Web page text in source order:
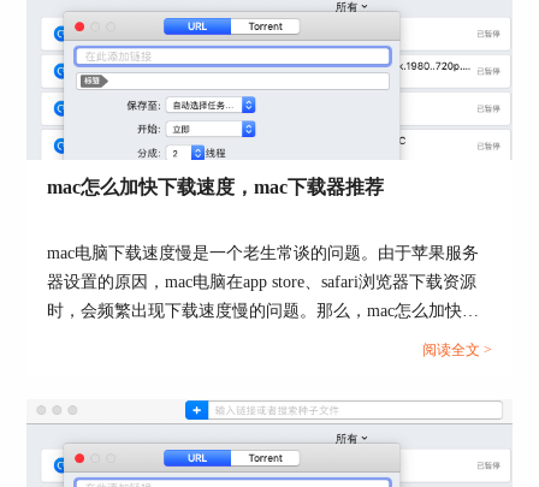
早上到时间段，就可以为下载加速。
图2：时间设置界面
mac怎么加快下载速度，mac下载器推荐
mac电脑下载速度慢是一个老生常谈的问题。由于苹果服务
器设置的原因，mac电脑在app store、safari浏览器下载资源
时，会频繁出现下载速度慢的问题。那么，mac怎么加快下
载速度？mac下载器推荐有哪些？接下来，就让我们一起来
阅读全文 >